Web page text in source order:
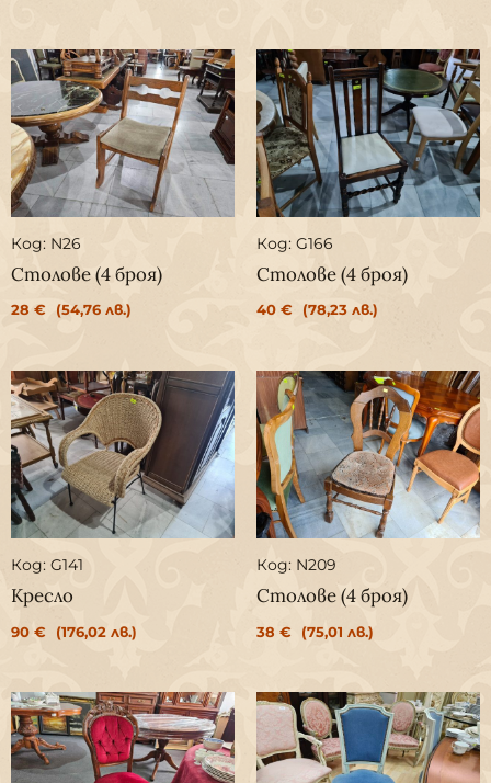
Код: N26
Столове (4 броя)
28 € (54,76 лв.)
Код: G166
Столове (4 броя)
40 € (78,23 лв.)
Код: G141
Кресло
90 € (176,02 лв.)
Код: N209
Столове (4 броя)
38 € (75,01 лв.)